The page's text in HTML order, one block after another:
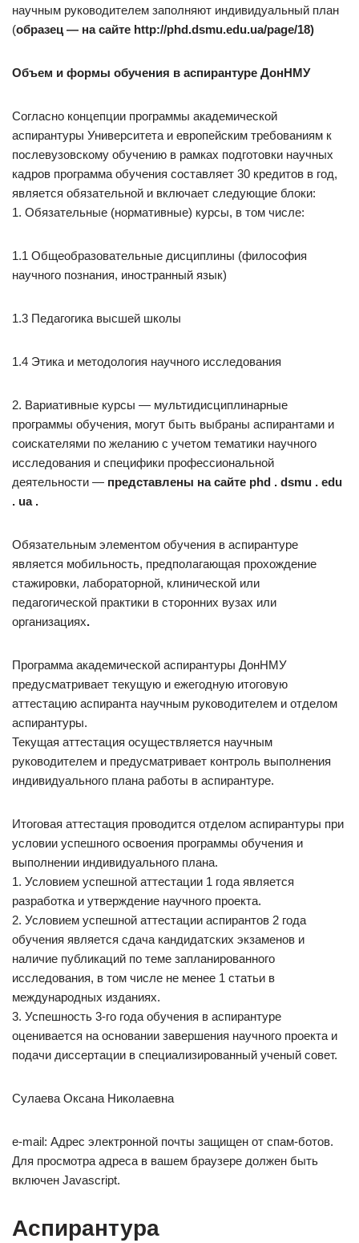
научным руководителем заполняют индивидуальный план
(образец — на сайте http://phd.dsmu.edu.ua/page/18)
Объем и формы обучения в аспирантуре ДонНМУ
Согласно концепции программы академической
аспирантуры Университета и европейским требованиям к
послевузовскому обучению в рамках подготовки научных
кадров программа обучения составляет 30 кредитов в год,
является обязательной и включает следующие блоки:
1. Обязательные (нормативные) курсы, в том числе:
1.1 Общеобразовательные дисциплины (философия
научного познания, иностранный язык)
1.3 Педагогика высшей школы
1.4 Этика и методология научного исследования
2. Вариативные курсы — мультидисциплинарные
программы обучения, могут быть выбраны аспирантами и
соискателями по желанию с учетом тематики научного
исследования и специфики профессиональной
деятельности — представлены на сайте phd . dsmu . edu
. ua .
Обязательным элементом обучения в аспирантуре
является мобильность, предполагающая прохождение
стажировки, лабораторной, клинической или
педагогической практики в сторонних вузах или
организациях.
Программа академической аспирантуры ДонНМУ
предусматривает текущую и ежегодную итоговую
аттестацию аспиранта научным руководителем и отделом
аспирантуры.
Текущая аттестация осуществляется научным
руководителем и предусматривает контроль выполнения
индивидуального плана работы в аспирантуре.
Итоговая аттестация проводится отделом аспирантуры при
условии успешного освоения программы обучения и
выполнении индивидуального плана.
1. Условием успешной аттестации 1 года является
разработка и утверждение научного проекта.
2. Условием успешной аттестации аспирантов 2 года
обучения является сдача кандидатских экзаменов и
наличие публикаций по теме запланированного
исследования, в том числе не менее 1 статьи в
международных изданиях.
3. Успешность 3-го года обучения в аспирантуре
оценивается на основании завершения научного проекта и
подачи диссертации в специализированный ученый совет.
Сулаева Оксана Николаевна
e-mail: Адрес электронной почты защищен от спам-ботов.
Для просмотра адреса в вашем браузере должен быть
включен Javascript.
Аспирантура